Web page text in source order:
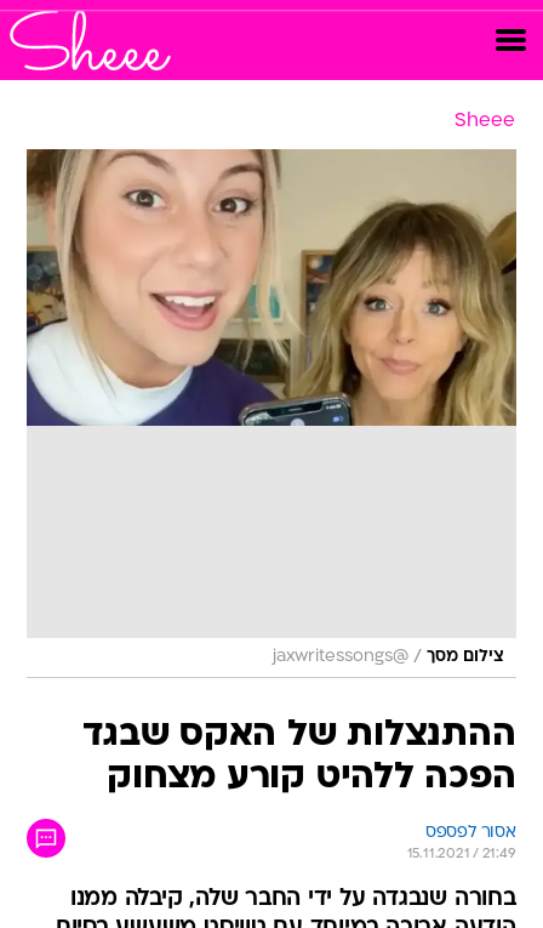
Sheee
צילום מסך /
@jaxwritessongs
ההתנצלות של האקס שבגד
הפכה ללהיט קורע מצחוק
אסור לפספס
15.11.2021 / 21:49
בחורה שנבגדה על ידי החבר שלה, קיבלה ממנו